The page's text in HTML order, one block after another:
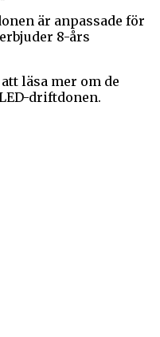
är anpassade för
8-års
läsa mer om de
driftdonen.